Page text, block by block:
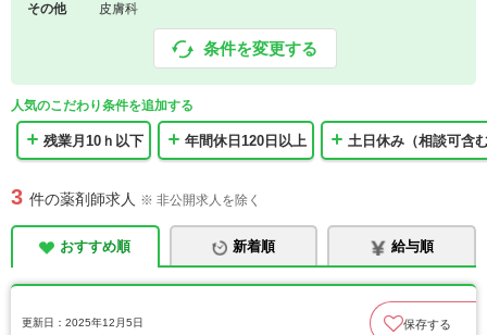
その他
皮膚科
条件を変更する
人気のこだわり条件を追加する
残業月10ｈ以下 年間休日120日以上 土日休み（相談可含
3 件の薬剤師求人 ※ 非公開求人を除く
おすすめ順 新着順 給与順
更新日：2025年12月5日 保存する